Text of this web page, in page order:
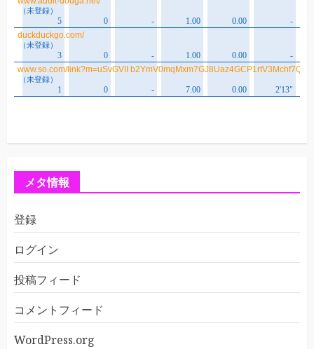
メタ情報
登録
ログイン
投稿フィード
コメントフィード
WordPress.org